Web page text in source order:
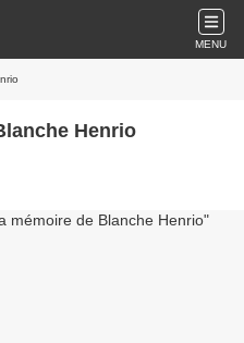
MENU
Henrio